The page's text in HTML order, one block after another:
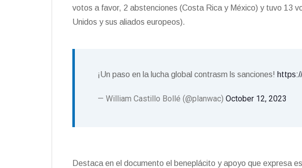
votos a favor, 2 abstenciones (Costa Rica y México) y tuvo 13
Unidos y sus aliados europeos).
¡Un paso en la lucha global contrasm ls sanciones!
— William Castillo Bollé (@planwac) October 12, 2023
Destaca en el documento el beneplácito y apoyo que expresa